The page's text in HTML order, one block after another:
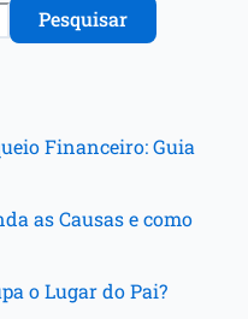
Pesquisar
Financeiro: Guia
as Causas e como
o Lugar do Pai?